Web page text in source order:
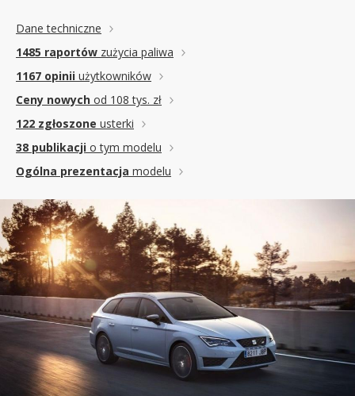
Dane techniczne
1485 raportów zużycia paliwa
1167 opinii użytkowników
Ceny nowych od 108 tys. zł
122 zgłoszone usterki
38 publikacji o tym modelu
Ogólna prezentacja modelu